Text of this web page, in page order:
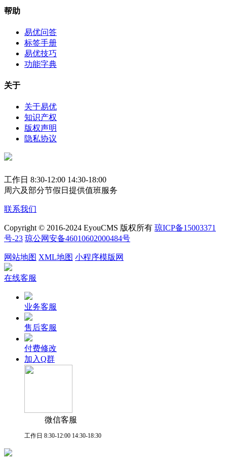
帮助
易优问答
标签手册
易优技巧
功能字典
关于
关于易优
知识产权
版权声明
隐私协议
工作日 8:30-12:00 14:30-18:00
周六及部分节假日提供值班服务
联系我们
Copyright © 2016-2024 EyouCMS 版权所有 琼ICP备15003371
号-23 琼公网安备46010602000484号
网站地图 XML地图 小程序模版网
在线客服
业务客服
售后客服
付费修改
加入Q群
微信客服
工作日 8:30-12:00 14:30-18:30